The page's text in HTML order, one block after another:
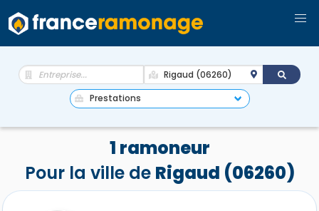
1 ramoneur
Pour la ville de Rigaud (06260)